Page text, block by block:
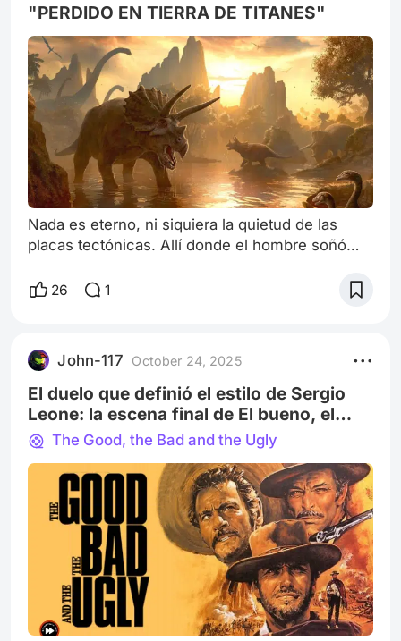
"PERDIDO EN TIERRA DE TITANES"
Nada es eterno, ni siquiera la quietud de las
placas tectónicas. Allí donde el hombre soñó
unidad. Pues la piedra recuerda lo que el
también denominado como Nueva pangea o
Pangea II es un posible hipotético
supercontinente del futuro, que podría existir
dentro
26 1
John-117 October 24, 2025
El duelo que definió el estilo de Sergio
Leone: la escena final de El bueno, el
malo y el feo
The Good, the Bad and the Ugly